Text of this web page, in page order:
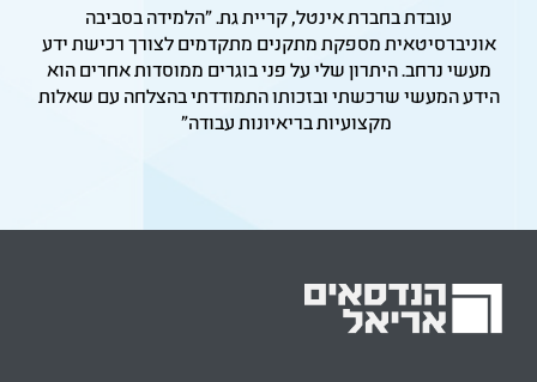
עובדת בחברת אינטל, קריית גת. "הלמידה בסביבה
אוניברסיטאית מספקת מתקנים מתקדמים לצורך רכישת ידע
מעשי נרחב. היתרון שלי על פני בוגרים ממוסדות אחרים הוא
הידע המעשי שרכשתי ובזכותו התמודדתי בהצלחה עם שאלות
מקצועיות בריאיונות עבודה"